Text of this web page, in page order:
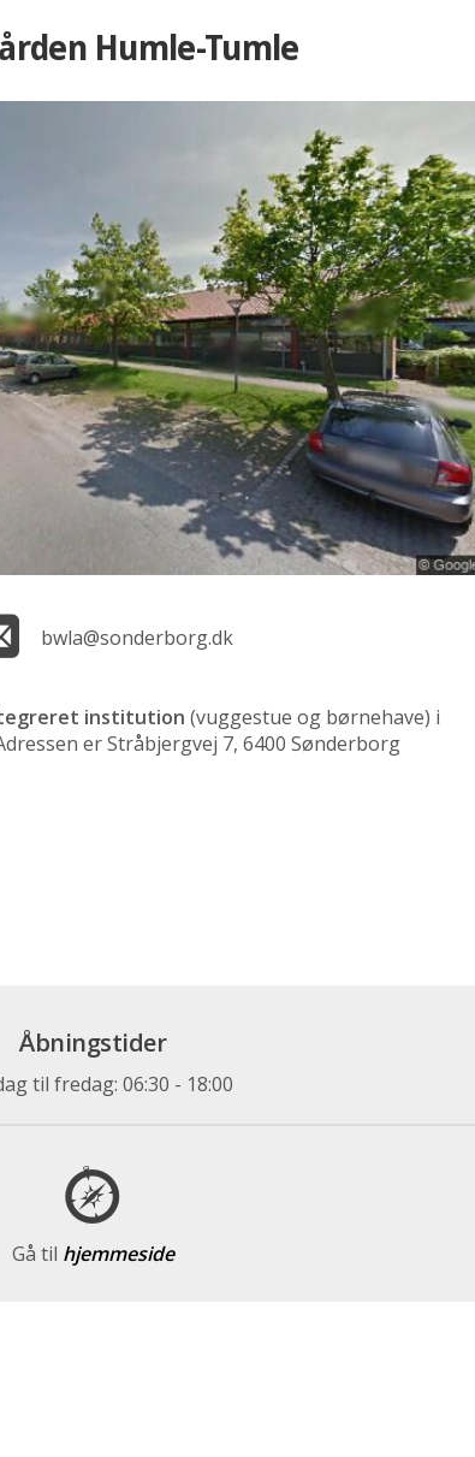
Humle-Tumle
bwla@sonderborg.dk
institution (vuggestue og børnehave) i
er Stråbjergvej 7, 6400 Sønderborg
Åbningstider
til fredag: 06:30 - 18:00
Gå til hjemmeside